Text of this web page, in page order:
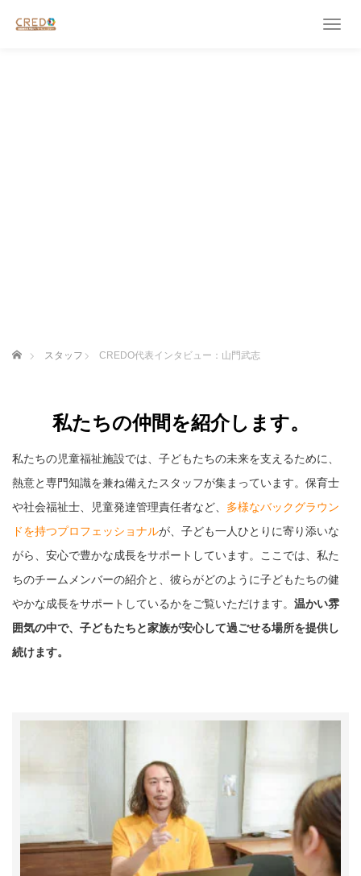
T
ホーム スタッフ CREDO代表インタビュー：山門武志
私たちの仲間を紹介します。
私たちの児童福祉施設では、子どもたちの未来を支えるために、
熱意と専門知識を兼ね備えたスタッフが集まっています。保育士
や社会福祉士、児童発達管理責任者など、 多様なバックグラウン
ドを持つプロフェッショナルが、子ども一人ひとりに寄り添いな
がら、安心で豊かな成長をサポートしています。ここでは、私た
ちのチームメンバーの紹介と、彼らがどのように子どもたちの健
やかな成長をサポートしているかをご覧いただけます。 温かい雰
囲気の中で、子どもたちと家族が安心して過ごせる場所を提供し
続けます。